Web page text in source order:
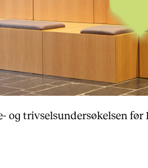
og trivselsundersøkelsen før